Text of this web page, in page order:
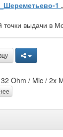
_Шереметьево-1
точки выдачи в
Ohm / Mic / 2x